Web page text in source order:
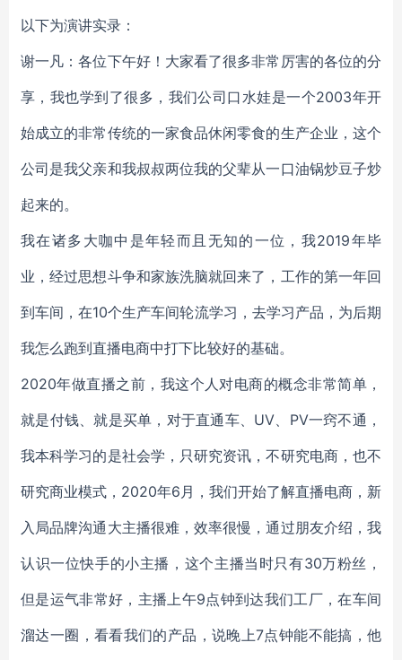
以下为演讲实录：
谢一凡：各位下午好！大家看了很多非常厉害的各位的分
享，我也学到了很多，我们公司口水娃是一个2003年开
始成立的非常传统的一家食品休闲零食的生产企业，这个
公司是我父亲和我叔叔两位我的父辈从一口油锅炒豆子炒
起来的。
我在诸多大咖中是年轻而且无知的一位，我2019年毕
业，经过思想斗争和家族洗脑就回来了，工作的第一年回
到车间，在10个生产车间轮流学习，去学习产品，为后期
我怎么跑到直播电商中打下比较好的基础。
2020年做直播之前，我这个人对电商的概念非常简单，
就是付钱、就是买单，对于直通车、UV、PV一窍不通，
我本科学习的是社会学，只研究资讯，不研究电商，也不
研究商业模式，2020年6月，我们开始了解直播电商，新
入局品牌沟通大主播很难，效率很慢，通过朋友介绍，我
认识一位快手的小主播，这个主播当时只有30万粉丝，
但是运气非常好，主播上午9点钟到达我们工厂，在车间
溜达一圈，看看我们的产品，说晚上7点钟能不能搞，他